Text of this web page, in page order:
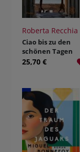
Roberta Recchia
Ciao bis zu den
schönen Tagen
25,70 €